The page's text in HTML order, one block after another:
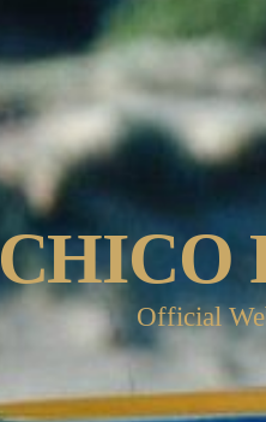
CHICO
Official